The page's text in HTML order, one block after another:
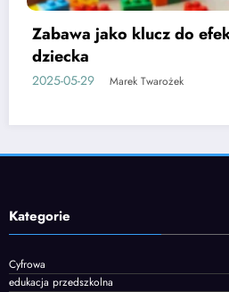
Etapy rozwoju mowy u
wspierać
2025-06-05 Marek Twarożek
Kategorie
Cyfrowa
edukacja przedszkolna